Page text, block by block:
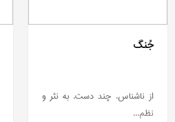
جُنگ
از ناشناس. چند دست. به نثر و
نظم...